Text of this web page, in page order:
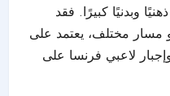
وبدنيًا كبيرًا. فقد
مسار مختلف، يعتمد على
لاعبي فرنسا على